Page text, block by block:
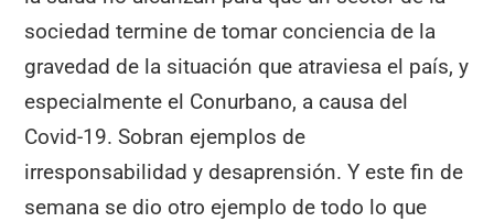
sociedad termine de tomar conciencia de la
gravedad de la situación que atraviesa el país, y
especialmente el Conurbano, a causa del
Covid-19. Sobran ejemplos de
irresponsabilidad y desaprensión. Y este fin de
semana se dio otro ejemplo de todo lo que